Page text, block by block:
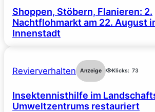
Shoppen, Stöbern, Flanieren: 2.
Nachtflohmarkt am 22. August
Innenstadt
Revierverhalten Anzeige Klicks: 73
Insektennisthilfe im
Umweltzentrums restauriert